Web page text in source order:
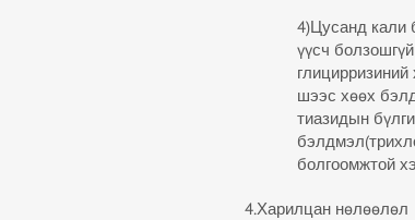
4)Цусанд кали
үүсч
шээс хөөх
тиазидын
болгоомжтой
4.Харилцан нөлөөлөл